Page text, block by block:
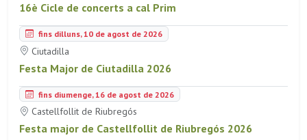
16è Cicle de concerts a cal Prim
fins dilluns, 10 de agost de 2026
Ciutadilla
Festa Major de Ciutadilla 2026
fins diumenge, 16 de agost de 2026
Castellfollit de Riubregós
Festa major de Castellfollit de Riubregós 2026